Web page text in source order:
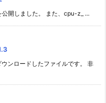
開しました。 また、cpu-z_ ...
ンロードしたファイルです。 非